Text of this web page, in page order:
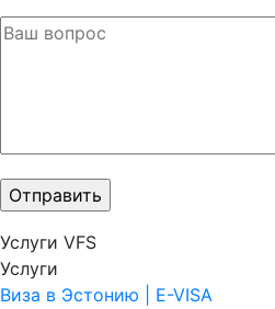
Услуги VFS
Услуги
Виза в Эстонию | E-VISA